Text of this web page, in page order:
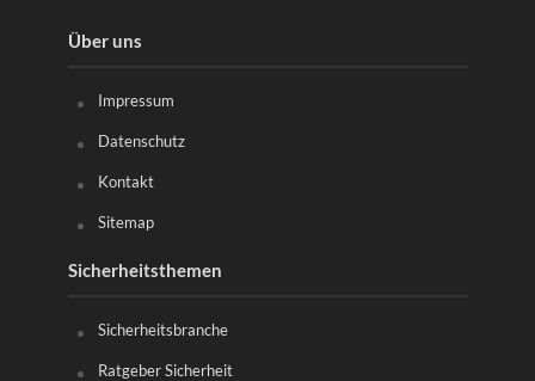
Über uns
Impressum
Datenschutz
Kontakt
Sitemap
Sicherheitsthemen
Sicherheitsbranche
Ratgeber Sicherheit